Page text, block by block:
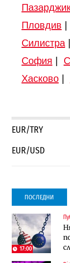
Пловдив
Силистра
София
Хасково|
EUR/TRY
EUR/USD
ПОСЛЕДНИ
17:00